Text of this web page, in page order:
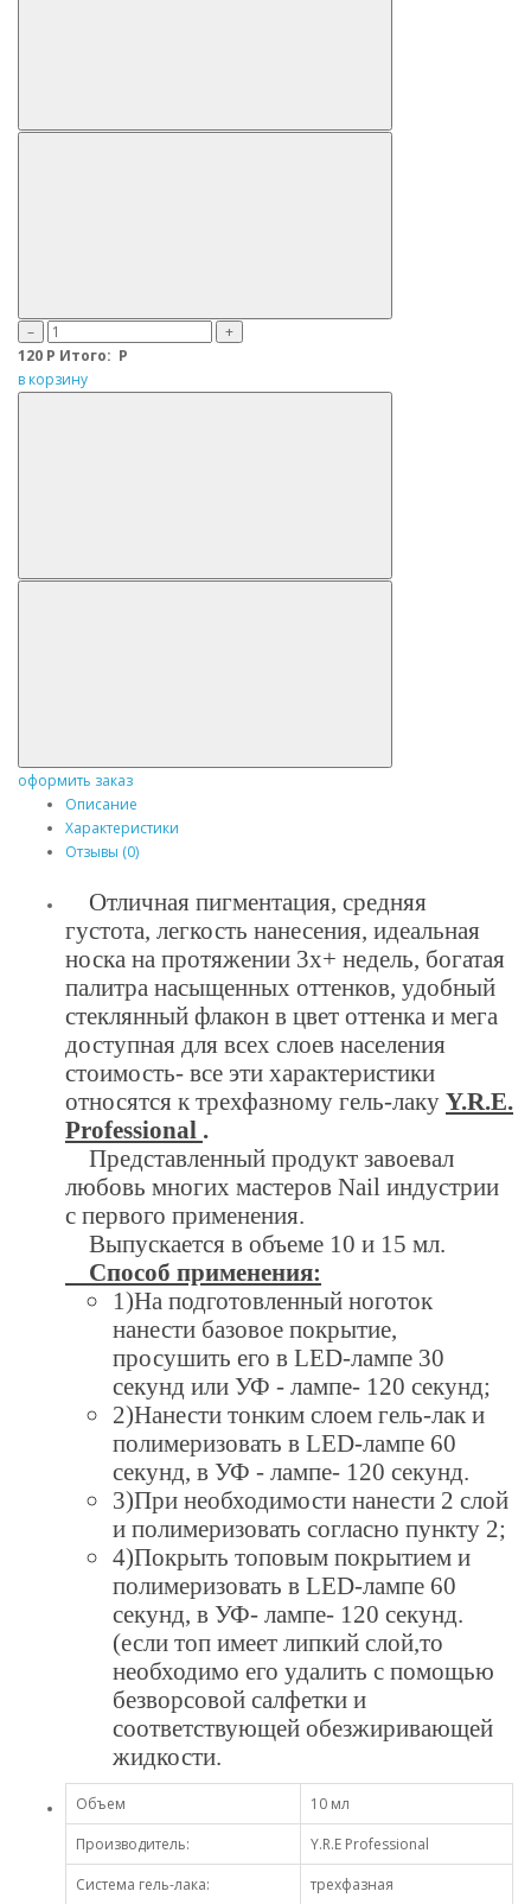
–
+
120 Р Итого: Р
в корзину
оформить заказ
Описание
Характеристики
Отзывы (0)
Отличная пигментация, средняя
густота, легкость нанесения, идеальная
носка на протяжении 3х+ недель, богатая
палитра насыщенных оттенков, удобный
стеклянный флакон в цвет оттенка и мега
доступная для всех слоев населения
стоимость- все эти характеристики
относятся к трехфазному гель-лаку Y.R.E.
Professional .
Представленный продукт завоевал
любовь многих мастеров Nail индустрии
с первого применения.
Выпускается в объеме 10 и 15 мл.
Способ применения:
1)На подготовленный ноготок
нанести базовое покрытие,
просушить его в LED-лампе 30
секунд или УФ - лампе- 120 секунд;
2)Нанести тонким слоем гель-лак и
полимеризовать в LED-лампе 60
секунд, в УФ - лампе- 120 секунд.
3)При необходимости нанести 2 слой
и полимеризовать согласно пункту 2;
4)Покрыть топовым покрытием и
полимеризовать в LED-лампе 60
секунд, в УФ- лампе- 120 секунд.
(если топ имеет липкий слой,то
необходимо его удалить с помощью
безворсовой салфетки и
соответствующей обезжиривающей
жидкости.
Объем
10 мл
Производитель:
Y.R.E Professional
Система гель-лака:
трехфазная